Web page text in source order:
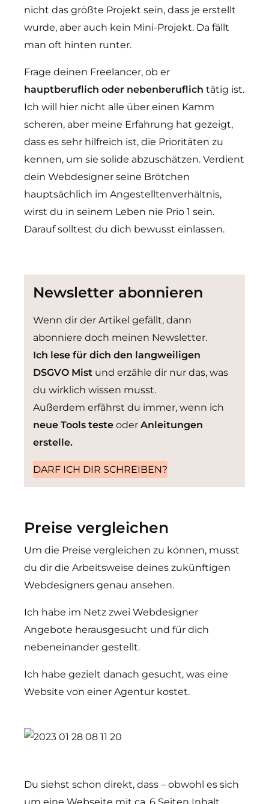
nicht das größte Projekt sein, dass je erstellt
wurde, aber auch kein Mini-Projekt. Da fällt
man oft hinten runter.
Frage deinen Freelancer, ob er
hauptberuflich oder nebenberuflich tätig ist.
Ich will hier nicht alle über einen Kamm
scheren, aber meine Erfahrung hat gezeigt,
dass es sehr hilfreich ist, die Prioritäten zu
kennen, um sie solide abzuschätzen. Verdient
dein Webdesigner seine Brötchen
hauptsächlich im Angestelltenverhältnis,
wirst du in seinem Leben nie Prio 1 sein.
Darauf solltest du dich bewusst einlassen.
Newsletter abonnieren
Wenn dir der Artikel gefällt, dann
abonniere doch meinen Newsletter.
Ich lese für dich den langweiligen
DSGVO Mistund erzähle dir nur das, was
du wirklich wissen musst.
Außerdem erfährst du immer, wenn ich
neue Tools teste oder Anleitungen
erstelle.
DARF ICH DIR SCHREIBEN?
Preise vergleichen
Um die Preise vergleichen zu können, musst
du dir die Arbeitsweise deines zukünftigen
Webdesigners genau ansehen.
Ich habe im Netz zwei Webdesigner
Angebote herausgesucht und für dich
nebeneinander gestellt.
Ich habe gezielt danach gesucht, was eine
Website von einer Agentur kostet.
Du siehst schon direkt, dass – obwohl es sich